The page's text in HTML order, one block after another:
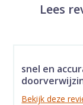
Lees
snel en
Bekijk deze